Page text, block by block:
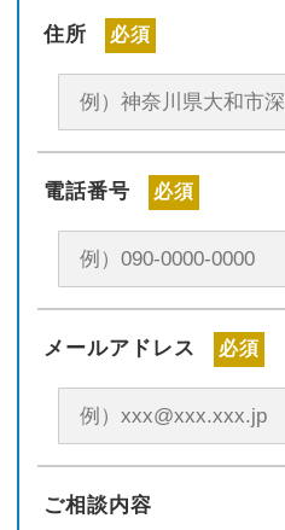
住所 必須
電話番号 必須
メールアドレス 必須
ご相談内容